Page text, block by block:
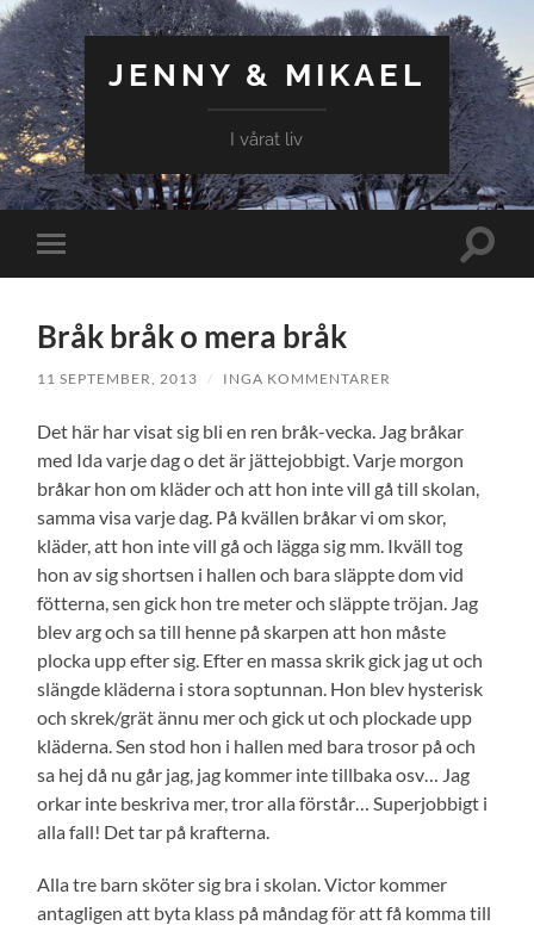
JENNY & MIKAEL
I vårat liv
Slå
på/av
Slå
Bråk bråk o mera bråk
11 SEPTEMBER, 2013 / INGA KOMMENTARER
Det här har visat sig bli en ren bråk-vecka. Jag bråkar
med Ida varje dag o det är jättejobbigt. Varje morgon
bråkar hon om kläder och att hon inte vill gå till skolan,
samma visa varje dag. På kvällen bråkar vi om skor,
kläder, att hon inte vill gå och lägga sig mm. Ikväll tog
hon av sig shortsen i hallen och bara släppte dom vid
fötterna, sen gick hon tre meter och släppte tröjan. Jag
blev arg och sa till henne på skarpen att hon måste
plocka upp efter sig. Efter en massa skrik gick jag ut och
slängde kläderna i stora soptunnan. Hon blev hysterisk
och skrek/grät ännu mer och gick ut och plockade upp
kläderna. Sen stod hon i hallen med bara trosor på och
sa hej då nu går jag, jag kommer inte tillbaka osv… Jag
orkar inte beskriva mer, tror alla förstår… Superjobbigt i
alla fall! Det tar på krafterna.
Alla tre barn sköter sig bra i skolan. Victor kommer
antagligen att byta klass på måndag för att få komma till